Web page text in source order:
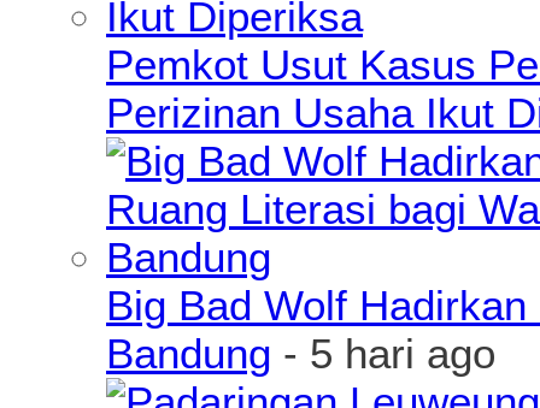
Pemkot Usut Kasus
Perizinan Usaha Ikut
Big Bad Wolf
Bandung - 5 hari ago